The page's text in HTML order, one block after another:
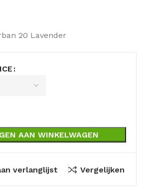
20 Lavender
AAN WINKELWAGEN
verlanglijst Vergelijken